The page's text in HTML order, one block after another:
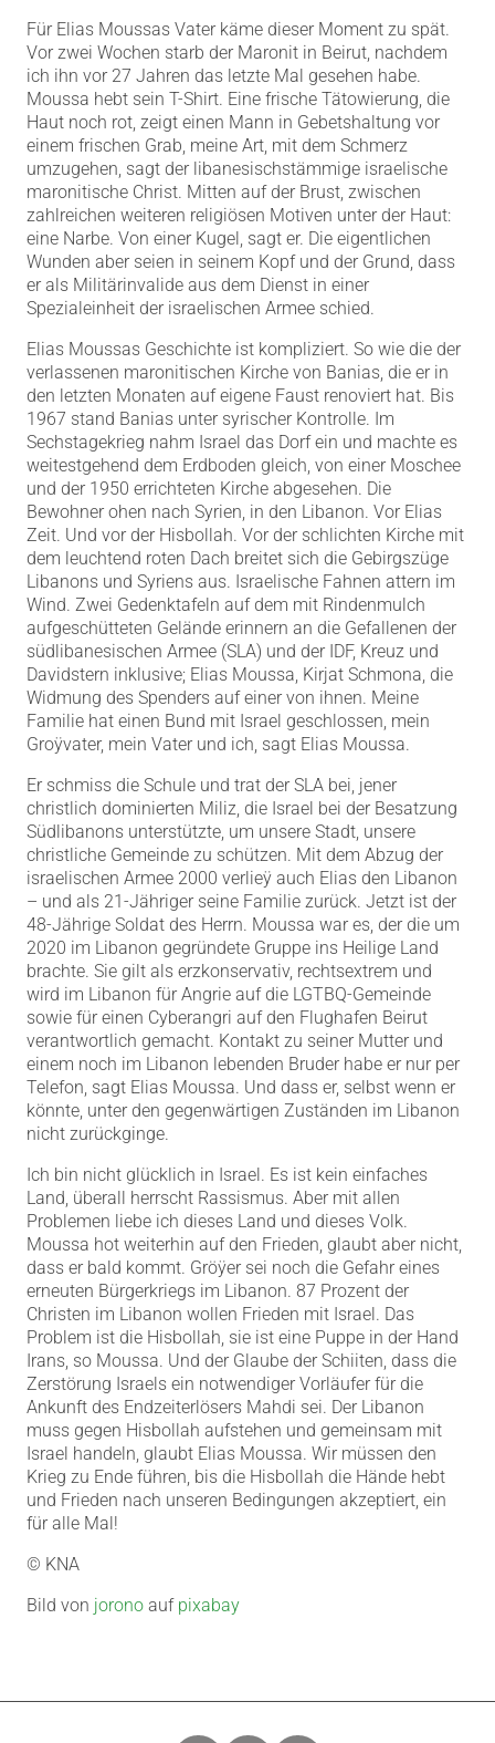
Für Elias Moussas Vater käme dieser Moment zu spät.
Vor zwei Wochen starb der Maronit in Beirut, nachdem
ich ihn vor 27 Jahren das letzte Mal gesehen habe.
Moussa hebt sein T-Shirt. Eine frische Tätowierung, die
Haut noch rot, zeigt einen Mann in Gebetshaltung vor
einem frischen Grab, meine Art, mit dem Schmerz
umzugehen, sagt der libanesischstämmige israelische
maronitische Christ. Mitten auf der Brust, zwischen
zahlreichen weiteren religiösen Motiven unter der Haut:
eine Narbe. Von einer Kugel, sagt er. Die eigentlichen
Wunden aber seien in seinem Kopf und der Grund, dass
er als Militärinvalide aus dem Dienst in einer
Spezialeinheit der israelischen Armee schied.
Elias Moussas Geschichte ist kompliziert. So wie die der
verlassenen maronitischen Kirche von Banias, die er in
den letzten Monaten auf eigene Faust renoviert hat. Bis
1967 stand Banias unter syrischer Kontrolle. Im
Sechstagekrieg nahm Israel das Dorf ein und machte es
weitestgehend dem Erdboden gleich, von einer Moschee
und der 1950 errichteten Kirche abgesehen. Die
Bewohner ohen nach Syrien, in den Libanon. Vor Elias
Zeit. Und vor der Hisbollah. Vor der schlichten Kirche mit
dem leuchtend roten Dach breitet sich die Gebirgszüge
Libanons und Syriens aus. Israelische Fahnen attern im
Wind. Zwei Gedenktafeln auf dem mit Rindenmulch
aufgeschütteten Gelände erinnern an die Gefallenen der
südlibanesischen Armee (SLA) und der IDF, Kreuz und
Davidstern inklusive; Elias Moussa, Kirjat Schmona, die
Widmung des Spenders auf einer von ihnen. Meine
Familie hat einen Bund mit Israel geschlossen, mein
Groÿvater, mein Vater und ich, sagt Elias Moussa.
Er schmiss die Schule und trat der SLA bei, jener
christlich dominierten Miliz, die Israel bei der Besatzung
Südlibanons unterstützte, um unsere Stadt, unsere
christliche Gemeinde zu schützen. Mit dem Abzug der
israelischen Armee 2000 verlieÿ auch Elias den Libanon
– und als 21-Jähriger seine Familie zurück. Jetzt ist der
48-Jährige Soldat des Herrn. Moussa war es, der die um
2020 im Libanon gegründete Gruppe ins Heilige Land
brachte. Sie gilt als erzkonservativ, rechtsextrem und
wird im Libanon für Angrie auf die LGTBQ-Gemeinde
sowie für einen Cyberangri auf den Flughafen Beirut
verantwortlich gemacht. Kontakt zu seiner Mutter und
einem noch im Libanon lebenden Bruder habe er nur per
Telefon, sagt Elias Moussa. Und dass er, selbst wenn er
könnte, unter den gegenwärtigen Zuständen im Libanon
nicht zurückginge.
Ich bin nicht glücklich in Israel. Es ist kein einfaches
Land, überall herrscht Rassismus. Aber mit allen
Problemen liebe ich dieses Land und dieses Volk.
Moussa hot weiterhin auf den Frieden, glaubt aber nicht,
dass er bald kommt. Gröÿer sei noch die Gefahr eines
erneuten Bürgerkriegs im Libanon. 87 Prozent der
Christen im Libanon wollen Frieden mit Israel. Das
Problem ist die Hisbollah, sie ist eine Puppe in der Hand
Irans, so Moussa. Und der Glaube der Schiiten, dass die
Zerstörung Israels ein notwendiger Vorläufer für die
Ankunft des Endzeiterlösers Mahdi sei. Der Libanon
muss gegen Hisbollah aufstehen und gemeinsam mit
Israel handeln, glaubt Elias Moussa. Wir müssen den
Krieg zu Ende führen, bis die Hisbollah die Hände hebt
und Frieden nach unseren Bedingungen akzeptiert, ein
für alle Mal!
© KNA
Bild von jorono auf pixabay